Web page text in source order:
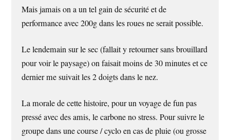
Mais jamais on a un tel gain de sécurité et de
performance avec 200g dans les roues ne serait possible.
Le lendemain sur le sec (fallait y retourner sans brouillard
pour voir le paysage) on faisait moins de 30 minutes et ce
dernier me suivait les 2 doigts dans le nez.
La morale de cette histoire, pour un voyage de fun pas
pressé avec des amis, le carbone no stress. Pour suivre le
groupe dans une course / cyclo en cas de pluie (ou grosse